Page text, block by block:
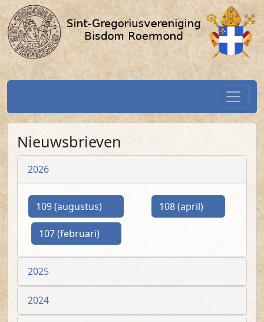
Spring naar hoofdtekst
Nieuwsbrief / SGV-Roermond.nl
Nieuwsbrieven
2026
109 (augustus)(PDF) 108 (april)(PDF)
107 (februari)(PDF)
2025
2024